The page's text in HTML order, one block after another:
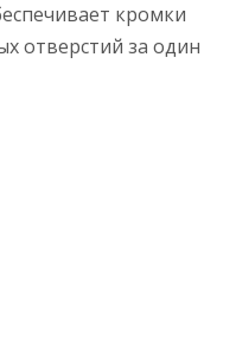
кромки
отверстий за один